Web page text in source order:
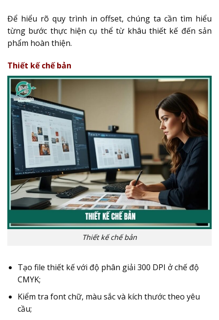
Để hiểu rõ quy trình in offset, chúng ta cần tìm hiểu
từng bước thực hiện cụ thể từ khâu thiết kế đến sản
phẩm hoàn thiện.
Thiết kế chế bản
Thiết kế chế bản
Tạo file thiết kế với độ phân giải 300 DPI ở chế độ
CMYK;
Kiểm tra font chữ, màu sắc và kích thước theo yêu
cầu;